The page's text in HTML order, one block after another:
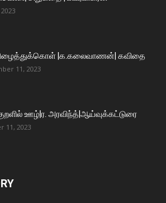
|க.கலைவாணன்| கவிதை
11, 2023
ஊழ்|ர. அரவிந்த்|ஆய்வுக்கட்டுரை
11, 2023